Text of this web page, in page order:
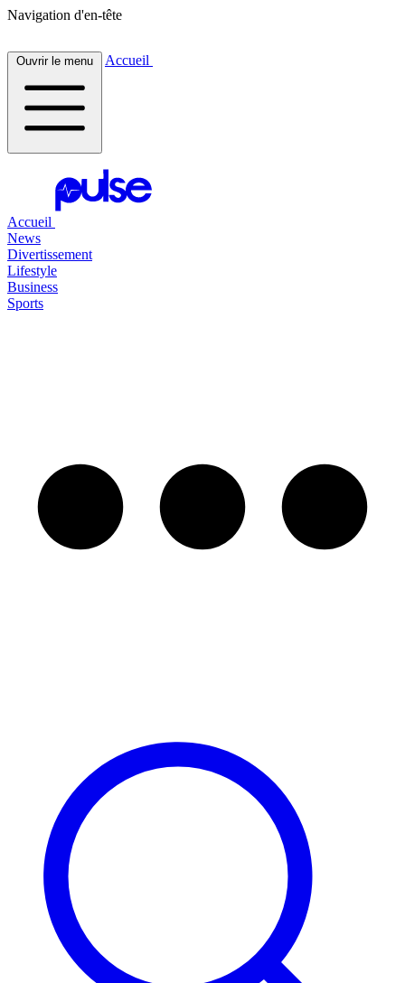
Navigation d'en-tête
Ouvrir le menu Accueil
Accueil
News
Divertissement
Lifestyle
Business
Sports